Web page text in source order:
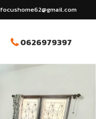
focushome62@gmail.com
0626979397